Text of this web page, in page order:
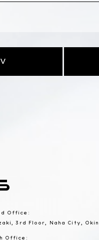
Office:
3rd Floor, Naha City,
Office: